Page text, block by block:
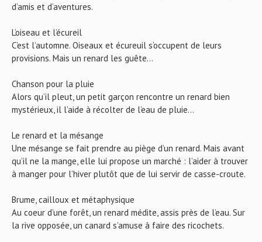
d’amis et d’aventures.
L’oiseau et l’écureil
C’est l’automne. Oiseaux et écureuil s’occupent de leurs
provisions. Mais un renard les guête...
Chanson pour la pluie
Alors qu’il pleut, un petit garçon rencontre un renard bien
mystérieux, il l’aide à récolter de l’eau de pluie...
Le renard et la mésange
Une mésange se fait prendre au piège d’un renard. Mais avant
qu’il ne la mange, elle lui propose un marché : l’aider à trouver
à manger pour l’hiver plutôt que de lui servir de casse-croute.
Brume, cailloux et métaphysique
Au coeur d’une forêt, un renard médite, assis près de l’eau. Sur
la rive opposée, un canard s’amuse à faire des ricochets.